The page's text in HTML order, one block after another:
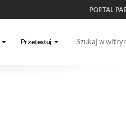
PORTAL
Przetestuj